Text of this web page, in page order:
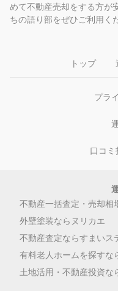
めて不動産売却をする方が
ちの語り部をぜひご利用く
トップ
プラ
口コミ
不動産一括査定・売却相
外壁塗装ならヌリカエ
不動産査定ならすまいス
有料老人ホームを探すな
土地活用・不動産投資な